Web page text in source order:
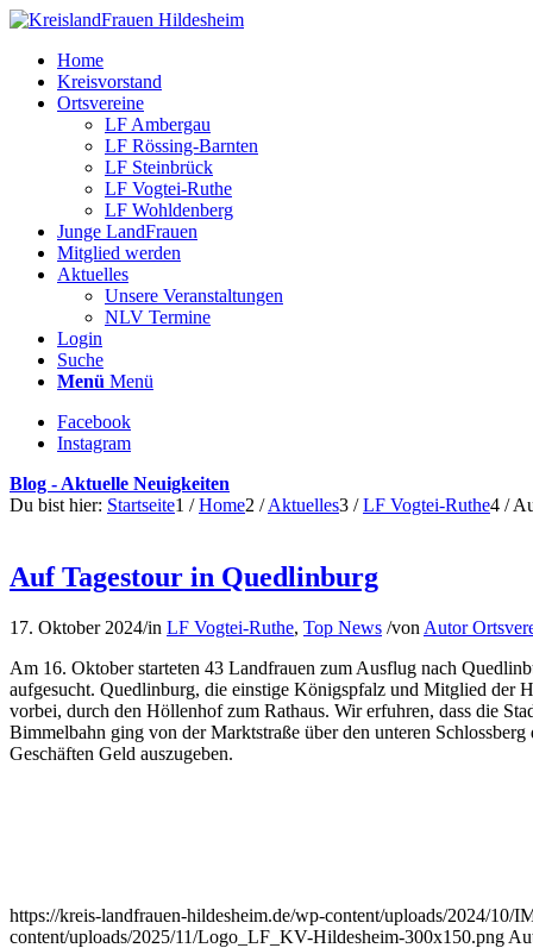
Home
Kreisvorstand
Ortsvereine
LF Ambergau
LF Rössing-Barnten
LF Steinbrück
LF Vogtei-Ruthe
LF Wohldenberg
Junge LandFrauen
Mitglied werden
Aktuelles
Unsere Veranstaltungen
NLV Termine
Login
Suche
Menü Menü
Facebook
Instagram
Blog - Aktuelle Neuigkeiten
Du bist hier: Startseite1 / Home2 / Aktuelles3 / LF Vogtei-Ruthe4 /
Auf Tagestour in Quedlinburg
17. Oktober 2024/in LF Vogtei-Ruthe, Top News /von Autor
Am 16. Oktober starteten 43 Landfrauen zum Ausflug nach
aufgesucht. Quedlinburg, die einstige Königspfalz und Mitglied der
vorbei, durch den Höllenhof zum Rathaus. Wir erfuhren, dass die
Bimmelbahn ging von der Marktstraße über den unteren
Geschäften Geld auszugeben.
https://kreis-landfrauen-hildesheim.de/wp-content/uploads/2024/10/
content/uploads/2025/11/Logo_LF_KV-Hildesheim-300x150.png